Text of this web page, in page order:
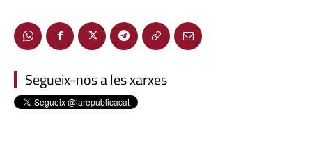
Segueix-nos a les xarxes